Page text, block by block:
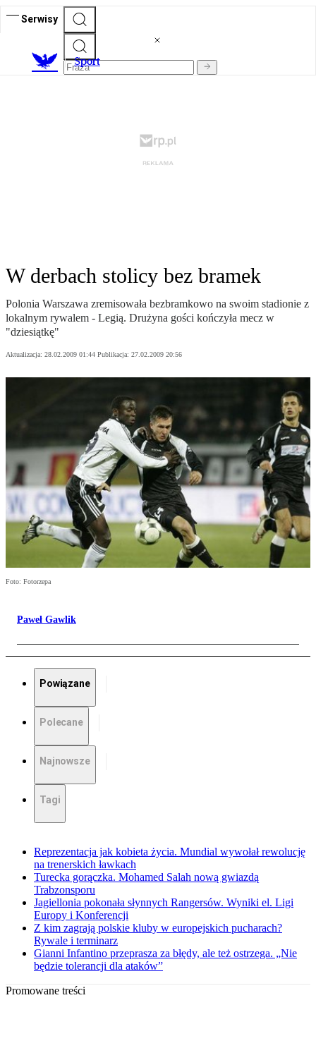
Serwisy
Sport
W derbach stolicy bez bramek
Polonia Warszawa zremisowała bezbramkowo na swoim stadionie z
lokalnym rywalem - Legią. Drużyna gości kończyła mecz w
"dziesiątkę"
Aktualizacja: 28.02.2009 01:44 Publikacja: 27.02.2009 20:56
Foto: Fotorzepa
Paweł Gawlik
Powiązane
Polecane
Najnowsze
Tagi
Reprezentacja jak kobieta życia. Mundial wywołał rewolucję
na trenerskich ławkach
Turecka gorączka. Mohamed Salah nową gwiazdą
Trabzonsporu
Jagiellonia pokonała słynnych Rangersów. Wyniki el. Ligi
Europy i Konferencji
Z kim zagrają polskie kluby w europejskich pucharach?
Rywale i terminarz
Gianni Infantino przeprasza za błędy, ale też ostrzega. „Nie
będzie tolerancji dla ataków”
Promowane treści